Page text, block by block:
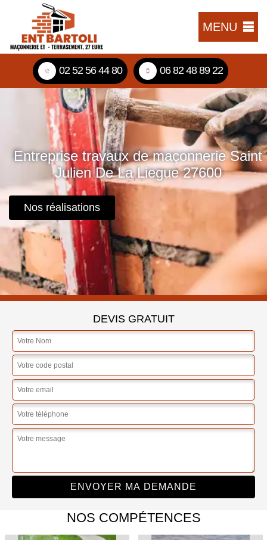
MENU
02 52 56 44 80 06 82 48 89 22
Entreprise travaux de maçonnerie Saint
Julien De La Liegue 27600
Nos réalisations
DEVIS GRATUIT
NOS COMPÉTENCES